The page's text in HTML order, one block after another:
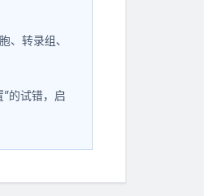
、转录组、
的试错，启